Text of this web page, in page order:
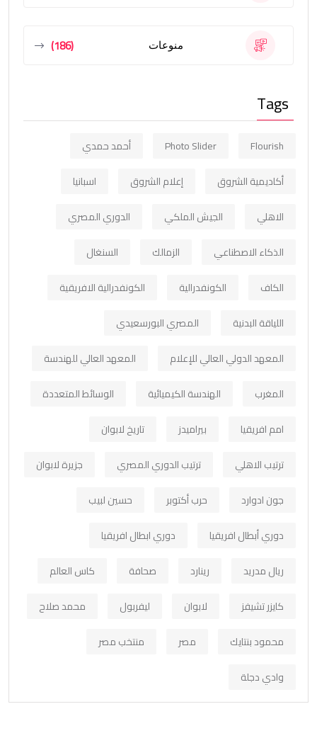
منوعات (186)
Tags
Flourish
Photo Slider
أحمد حمدي
أكاديمية الشروق
إعلام الشروق
اسبانيا
الاهلي
الجيش الملكي
الدوري المصري
الذكاء الاصطناعي
الزمالك
السنغال
الكاف
الكونفدرالية
الكونفدرالية الافريقية
اللياقة البدنية
المصري البورسعيدي
المعهد الدولي العالي للإعلام
المعهد العالي للهندسة
المغرب
الهندسة الكيميائية
الوسائط المتعددة
امم افريقيا
بيراميدز
تاريخ لابوان
ترتيب الاهلي
ترتيب الدوري المصري
جزيرة لابوان
جون ادوارد
حرب أكتوبر
حسين لبيب
دوري أبطال افريقيا
دوري ابطال افريقيا
ريال مدريد
رينارد صحافة
كاس العالم
كايزر تشيفز
لابوان ليفربول
محمد صلاح
محمود بنتايك
مصر
منتخب مصر
وادي دجلة